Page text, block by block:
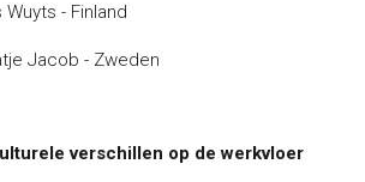
Wuyts - Finland
Jacob - Zweden
verschillen op de werkvloer